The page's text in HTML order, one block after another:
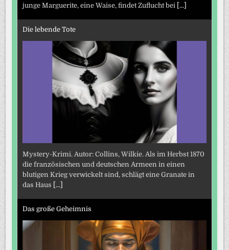
junge Marguerite, eine Waise, findet Zuflucht bei [...]
Die lebende Tote
Mystery-Krimi. Autor: Collins, Wilkie. Als im Herbst 1870
die französischen und deutschen Armeen in einen
blutigen Krieg verwickelt sind, schlägt eine Granate in
das Haus [...]
Das große Geheimnis